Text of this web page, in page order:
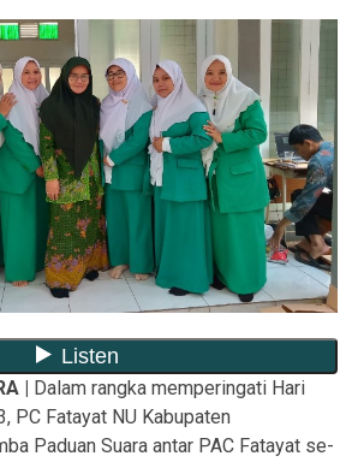
|
Dalam rangka memperingati Hari
PC Fatayat NU Kabupaten
Paduan Suara antar PAC Fatayat se-